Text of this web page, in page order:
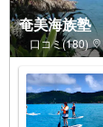
奄美海族塾
口コミ(180)